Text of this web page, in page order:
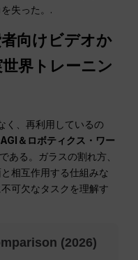
失った。.
向けビデオか
界トレーニン
く、再利用しているの
＆ロボティクス・ワー
ある。ガラスの割れ方、
相互作用する仕組みな
可欠なタスクを理解す